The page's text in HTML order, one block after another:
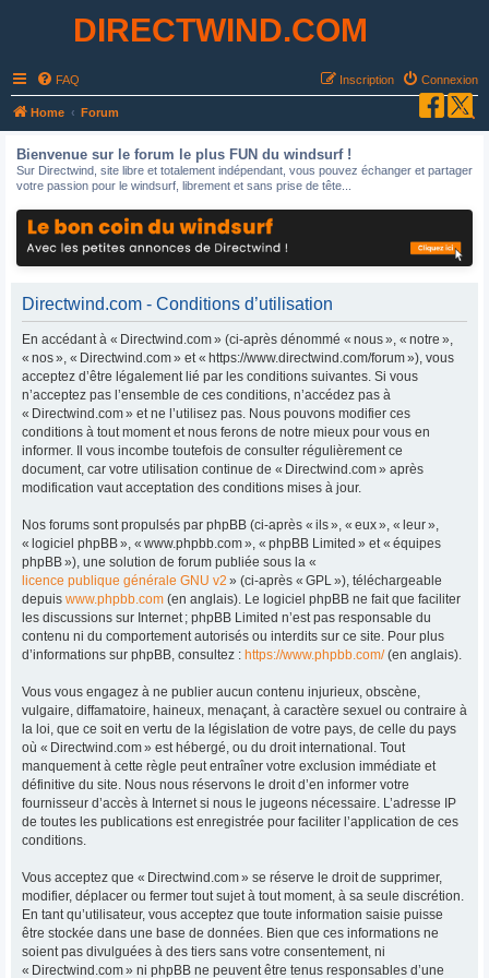
DIRECTWIND.COM
FAQ Connexion
Inscription
Home Forum
Bienvenue sur le forum le plus FUN du windsurf !
Sur Directwind, site libre et totalement indépendant, vous pouvez échanger et partager
votre passion pour le windsurf, librement et sans prise de tête...
Directwind.com - Conditions d’utilisation
En accédant à « Directwind.com » (ci-après dénommé « nous », « notre »,
« nos », « Directwind.com » et « https://www.directwind.com/forum »), vous
acceptez d’être légalement lié par les conditions suivantes. Si vous
n’acceptez pas l’ensemble de ces conditions, n’accédez pas à
« Directwind.com » et ne l’utilisez pas. Nous pouvons modifier ces
conditions à tout moment et nous ferons de notre mieux pour vous en
informer. Il vous incombe toutefois de consulter régulièrement ce
document, car votre utilisation continue de « Directwind.com » après
modification vaut acceptation des conditions mises à jour.
Nos forums sont propulsés par phpBB (ci-après « ils », « eux », « leur »,
« logiciel phpBB », « www.phpbb.com », « phpBB Limited » et « équipes
phpBB »), une solution de forum publiée sous la «
licence publique générale GNU v2 » (ci-après « GPL »), téléchargeable
depuis www.phpbb.com (en anglais). Le logiciel phpBB ne fait que faciliter
les discussions sur Internet ; phpBB Limited n’est pas responsable du
contenu ni du comportement autorisés ou interdits sur ce site. Pour plus
d’informations sur phpBB, consultez : https://www.phpbb.com/(en anglais).
Vous vous engagez à ne publier aucun contenu injurieux, obscène,
vulgaire, diffamatoire, haineux, menaçant, à caractère sexuel ou contraire à
la loi, que ce soit en vertu de la législation de votre pays, de celle du pays
où « Directwind.com » est hébergé, ou du droit international. Tout
manquement à cette règle peut entraîner votre exclusion immédiate et
définitive du site. Nous nous réservons le droit d’en informer votre
fournisseur d’accès à Internet si nous le jugeons nécessaire. L’adresse IP
de toutes les publications est enregistrée pour faciliter l’application de ces
conditions.
Vous acceptez que « Directwind.com » se réserve le droit de supprimer,
modifier, déplacer ou fermer tout sujet à tout moment, à sa seule discrétion.
En tant qu’utilisateur, vous acceptez que toute information saisie puisse
être stockée dans une base de données. Bien que ces informations ne
soient pas divulguées à des tiers sans votre consentement, ni
« Directwind.com » ni phpBB ne peuvent être tenus responsables d’une